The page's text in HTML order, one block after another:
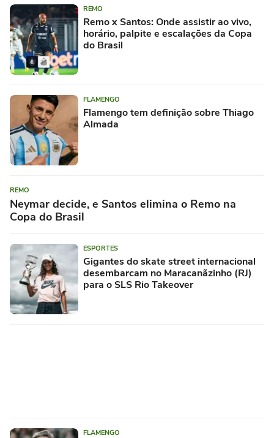
REMO
Remo x Santos: Onde assistir ao vivo,
horário, palpite e escalações da Copa
do Brasil
FLAMENGO
Flamengo tem definição sobre Thiago
Almada
REMO
Neymar decide, e Santos elimina o Remo na
Copa do Brasil
ESPORTES
Gigantes do skate street internacional
desembarcam no Maracanãzinho (RJ)
para o SLS Rio Takeover
FLAMENGO